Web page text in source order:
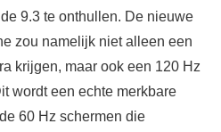
9.3 te onthullen. De nieuwe
zou namelijk niet alleen een
krijgen, maar ook een 120 Hz
wordt een echte merkbare
60 Hz schermen die